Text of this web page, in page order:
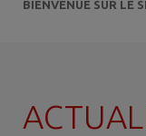
BIENVENUE SUR LE